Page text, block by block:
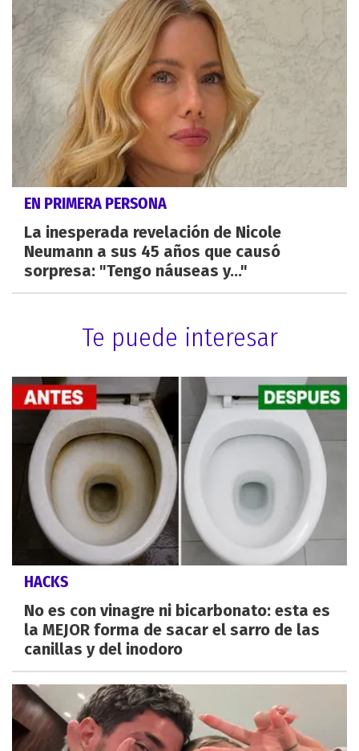
EN PRIMERA PERSONA
La inesperada revelación de Nicole
Neumann a sus 45 años que causó
sorpresa: "Tengo náuseas y..."
Te puede interesar
HACKS
No es con vinagre ni bicarbonato: esta es
la MEJOR forma de sacar el sarro de las
canillas y del inodoro